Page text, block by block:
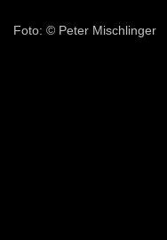
Foto: © Peter Mischlinger